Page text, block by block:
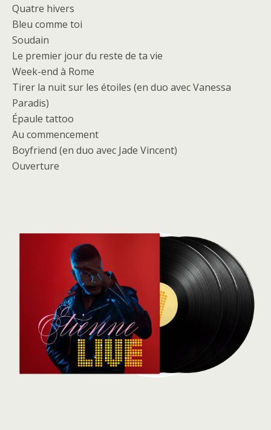
Quatre hivers
Bleu comme toi
Soudain
Le premier jour du reste de ta vie
Week-end à Rome
Tirer la nuit sur les étoiles (en duo avec Vanessa
Paradis)
Épaule tattoo
Au commencement
Boyfriend (en duo avec Jade Vincent)
Ouverture